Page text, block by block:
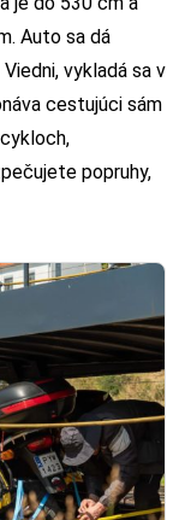
Auto sa dá
vykladá sa v
cestujúci sám
popruhy,